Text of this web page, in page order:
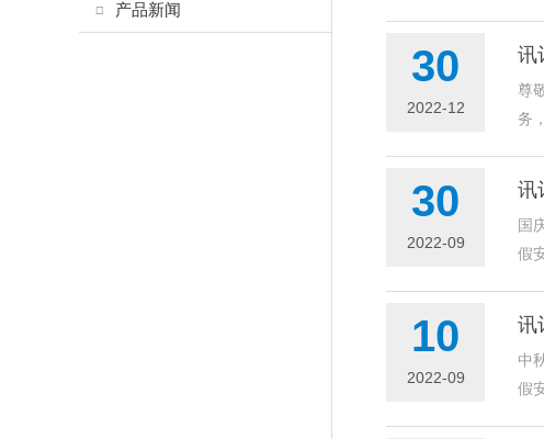
产品新闻
30
2022-12
讯
尊
务
30
2022-09
讯
国
假
10
2022-09
讯
中
假